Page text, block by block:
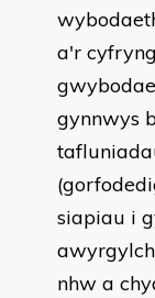
a'r
gynnwys
siapiau i
nhw a